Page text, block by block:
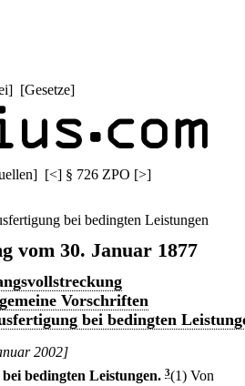
] [Gesetze]
] [<] § 726 ZPO [>]
bei bedingten Leistungen
vom 30. Januar 1877
Vorschriften
bei bedingten
2002]
bedingten Leistungen. 3(1) Von